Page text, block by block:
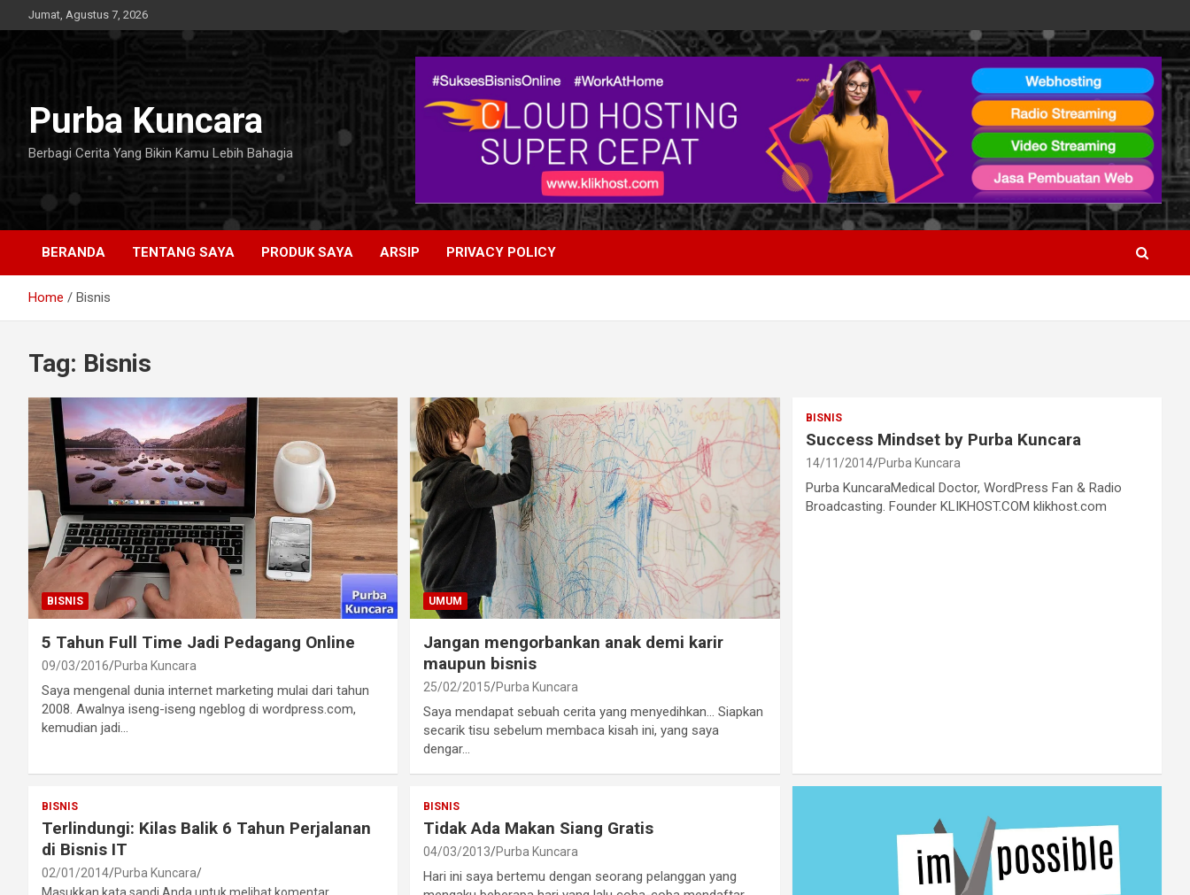
to
Jumat, Agustus 7, 2026
Purba Kuncara
Berbagi Cerita Yang Bikin Kamu Lebih Bahagia
BERANDA TENTANG SAYA PRODUK SAYA ARSIP PRIVACY POLICY
Home Bisnis
Tag: Bisnis
BISNIS
5 Tahun Full Time Jadi Pedagang Online
09/03/2016 Purba Kuncara
Saya mengenal dunia internet marketing mulai dari tahun
2008. Awalnya iseng-iseng ngeblog di wordpress.com,
kemudian jadi…
UMUM
Jangan mengorbankan anak demi karir
maupun bisnis
25/02/2015 Purba Kuncara
Saya mendapat sebuah cerita yang menyedihkan… Siapkan
secarik tisu sebelum membaca kisah ini, yang saya
dengar…
BISNIS
Success Mindset by Purba Kuncara
14/11/2014 Purba Kuncara
Purba KuncaraMedical Doctor, WordPress Fan & Radio
Broadcasting. Founder KLIKHOST.COM klikhost.com
BISNIS
Terlindungi: Kilas Balik 6 Tahun Perjalanan
di Bisnis IT
02/01/2014 Purba Kuncara
BISNIS
Tidak Ada Makan Siang Gratis
04/03/2013 Purba Kuncara
Hari ini saya bertemu dengan seorang pelanggan yang